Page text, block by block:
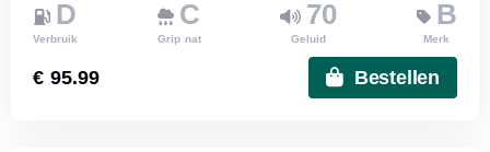
D
Verbruik
C
Grip nat
70
Geluid
B
Merk
€ 95.99 Bestellen